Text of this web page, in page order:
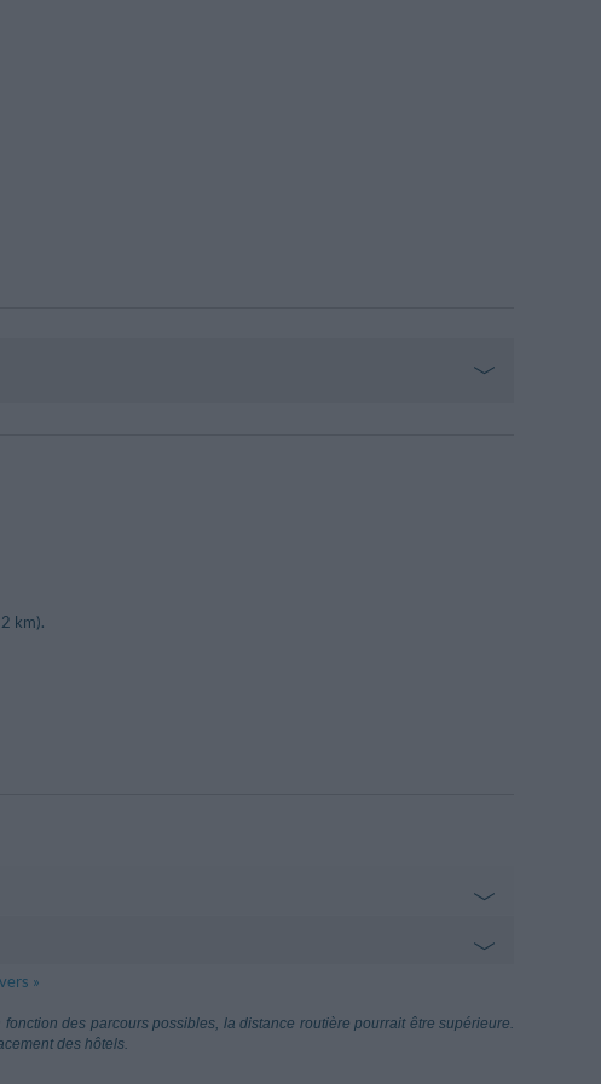
km).
»
des parcours possibles, la distance routière pourrait être supérieure.
des hôtels.